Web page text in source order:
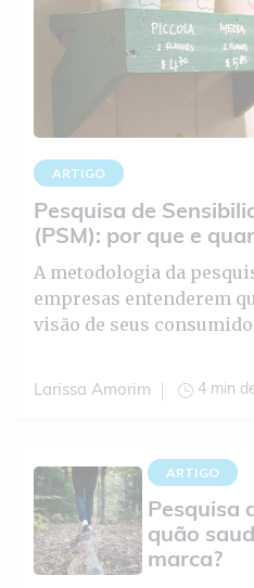
ARTIGO
Pesquisa de
(PSM): por que e
A metodologia da
empresas entenderem
visão de seus
Larissa Amorim 4 min
ARTIGO
Pesquisa
quão
marca?